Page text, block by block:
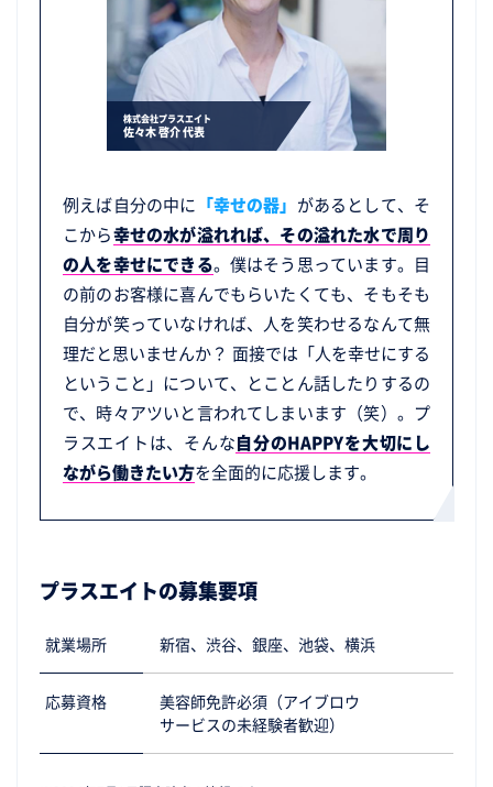
例えば自分の中に 「幸せの器」 があるとして、そ
こから幸せの水が溢れれば、その溢れた水で周り
の人を幸せにできる。僕はそう思っています。目
の前のお客様に喜んでもらいたくても、そもそも
自分が笑っていなければ、人を笑わせるなんて無
理だと思いませんか？ 面接では「人を幸せにする
ということ」について、とことん話したりするの
で、時々アツいと言われてしまいます（笑）。プ
ラスエイトは、そんな自分のHAPPYを大切にし
ながら働きたい方を全面的に応援します。
株式会社プラスエイト
佐々木 啓介 代表
プラスエイトの募集要項
就業場所 新宿、渋谷、銀座、池袋、横浜
応募資格
美容師免許必須（アイブロウ
サービスの未経験者歓迎）